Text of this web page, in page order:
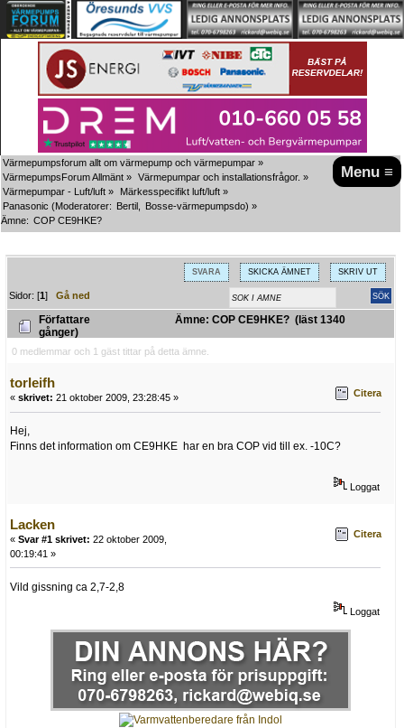
Menu ≡
Värmepumpsforum allt om värmepump och värmepumpar »
VärmepumpsForum Allmänt » Värmepumpar och installationsfrågor. »
Värmepumpar - Luft/luft » Märkesspecifikt luft/luft »
Panasonic (Moderatorer: Bertil Bosse-värmepumpsdo) »
Ämne: COP CE9HKE?
SVARA SKICKA ÄMNET SKRIV UT
Sidor: [1]Gå ned
Författare
Ämne: COP CE9HKE? (läst 1340
gånger)
0 medlemmar och 1 gäst tittar på detta ämne.
torleifh
« skrivet: 21 oktober 2009, 23:28:45 » Citera
Hej,
Finns det information om CE9HKE har en bra COP vid till ex. -10C?
Loggat
Lacken
« Svar #1 skrivet: 22 oktober 2009,
00:19:41 »
Citera
Vild gissning ca 2,7-2,8
Loggat